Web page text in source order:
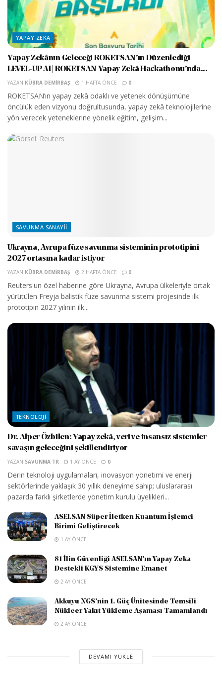
YAPAY ZEKA
Yapay Zekânın Geleceği ROKETSAN’ın Düzenlediği
LEVEL-UP AI | ROKETSAN Yapay Zekâ Hackathonu’nda...
YAZAN KÜBRA DEMIRBAŞ 1 HAFTA ÖNCE 0
ROKETSAN’ın yapay zekâ odaklı ve yetenek dönüşümüne
öncülük eden vizyonu doğrultusunda, yapay zekâ teknolojilerine
yön verecek yeteneklerine yönelik eğitim, gelişim...
SAVUNMA SANAYII
Ukrayna, Avrupa füze savunma sisteminin prototipini
2027 ortasına kadar istiyor
YAZAN KÜBRA DEMIRBAŞ 2 HAFTA ÖNCE 0
Reuters'un özel haberine göre Ukrayna, Avrupa ülkeleriyle ortak
yürütülen Freyja balistik füze savunma sistemi projesinde ilk
prototipin 2027 yılının ilk...
TEKNOLOJI
Dr. Alper Özbilen: Yapay zekâ, veri ve insansız sistemler
savaşın geleceğini şekillendiriyor
YAZAN SAVUNMA TR 1 AY ÖNCE 0
Derin teknoloji uygulamaları, inovasyon yönetimi ve enerji
sektörlerinde yaklaşık 30 yıllık deneyime sahip; uluslararası
pazarda farklı şirketlerde yönetim kurulu üyelikleri...
ASELSAN Süper İletken Kuantum İşlemci
Birimi Geliştirecek
1 AY ÖNCE
81 İlin Güvenliği ASELSAN’ın Yapay Zeka
Destekli KGYS Sistemine Emanet
2 AY ÖNCE
Akkuyu NGS’nin 1. Güç Ünitesinde Temsili
Nükleer Yakıt Yükleme Aşaması Tamamlandı
2 AY ÖNCE
DEVAMI YÜKLE